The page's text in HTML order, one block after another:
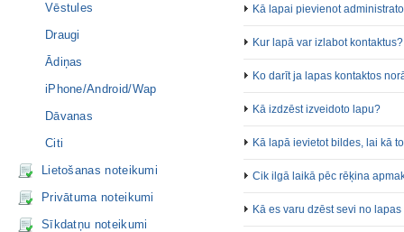
Vēstules
Draugi
Ādiņas
iPhone/Android/Wap
Dāvanas
Citi
Lietošanas noteikumi
Privātuma noteikumi
Sīkdatņu noteikumi
Kā lapai pievienot
Kur lapā var izlabot kontaktus?
Ko darīt ja lapas kontaktos
Kā izdzēst izveidoto lapu?
Kā lapā ievietot bildes, lai kā
Cik ilgā laikā pēc rēķina
Kā es varu dzēst sevi no